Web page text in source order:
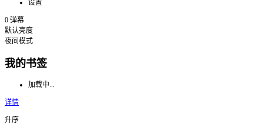
设置
0 弹幕
默认亮度
夜间模式
我的书签
加载中...
详情
升序